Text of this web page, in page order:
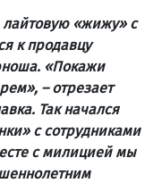
лайтовую «жижу» с
к продавцу
«Покажи
– отрезает
Так начался
с сотрудниками
с милицией мы